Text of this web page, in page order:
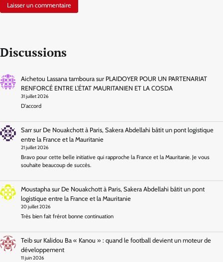
Discussions
Aichetou Lassana tambourasur PLAIDOYER POUR UN PARTENARIAT
RENFORCÉ ENTRE L’ÉTAT MAURITANIEN ET LA COSDA
31 juillet 2026
D'accord
Sarrsur De Nouakchott à Paris, Sakera Abdellahi bâtit un pont logistique
entre la France et la Mauritanie
21 juillet 2026
Bravo pour cette belle initiative qui rapproche la France et la Mauritanie. Je vous
souhaite beaucoup de succès.
Moustaphasur De Nouakchott à Paris, Sakera Abdellahi bâtit un pont
logistique entre la France et la Mauritanie
20 juillet 2026
Très bien fait frérot bonne continuation
Teibsur Kalidou Ba « Kanou » : quand le football devient un moteur de
développement
11 juin 2026